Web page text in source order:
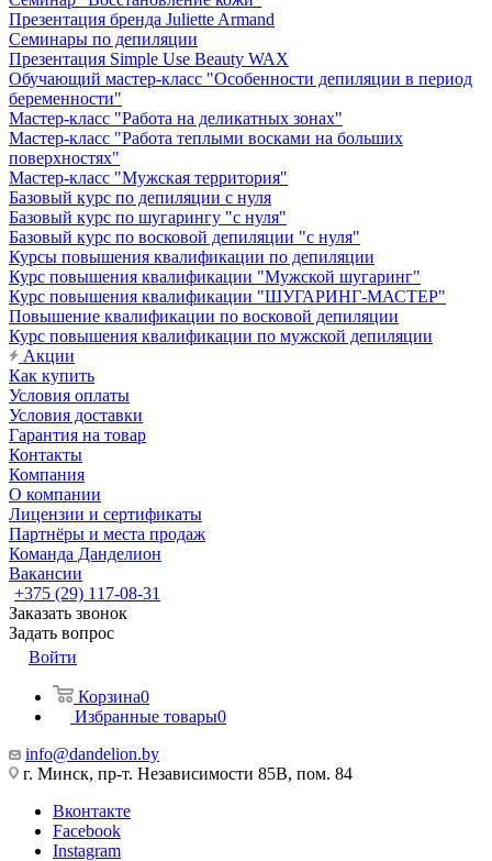
Презентация бренда Juliette Armand
Семинары по депиляции
Презентация Simple Use Beauty WAX
Обучающий мастер-класс "Особенности депиляции в период
беременности"
Мастер-класс "Работа на деликатных зонах"
Мастер-класс "Работа теплыми восками на больших
поверхностях"
Мастер-класс "Мужская территория"
Базовый курс по депиляции с нуля
Базовый курс по шугарингу "с нуля"
Базовый курс по восковой депиляции "с нуля"
Курсы повышения квалификации по депиляции
Курс повышения квалификации "Мужской шугаринг"
Курс повышения квалификации "ШУГАРИНГ-МАСТЕР"
Повышение квалификации по восковой депиляции
Курс повышения квалификации по мужской депиляции
Акции
Как купить
Условия оплаты
Условия доставки
Гарантия на товар
Контакты
Компания
О компании
Лицензии и сертификаты
Партнёры и места продаж
Команда Данделион
Вакансии
+375 (29) 117-08-31
Заказать звонок
Задать вопрос
Войти
Корзина0
Избранные товары0
info@dandelion.by
г. Минск, пр-т. Независимости 85В, пом. 84
Вконтакте
Facebook
Instagram